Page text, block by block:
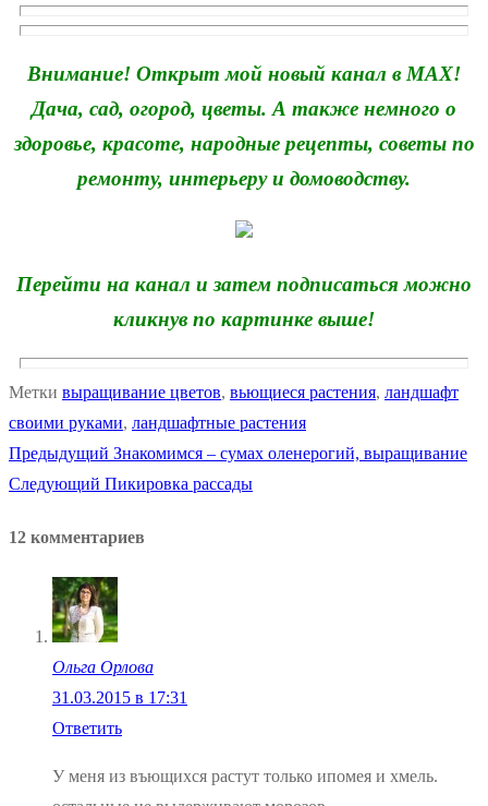
Внимание! Открыт мой новый канал в MAX!
Дача, сад, огород, цветы. А также немного о
здоровье, красоте, народные рецепты, советы по
ремонту, интерьеру и домоводству.
Перейти на канал и затем подписаться можно
кликнув по картинке выше!
Метки выращивание цветов, вьющиеся растения, ландшафт
своими руками, ландшафтные растения
Навигация
записям
Предыдущий Предыдущая
запись:
Знакомимся – сумах оленерогий, выращивание
Следующий Следующая
Пикировка рассады
12 комментариев
Ольга Орлова
31.03.2015 в 17:31
Ответить
У меня из въющихся растут только ипомея и хмель.